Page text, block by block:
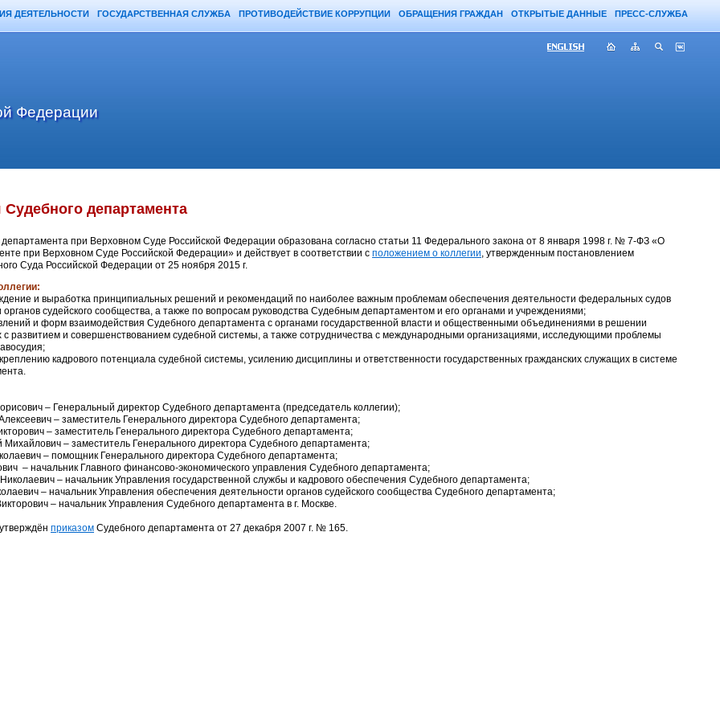
ДЕЯТЕЛЬНОСТИ ГОСУДАРСТВЕННАЯ СЛУЖБА ПРОТИВОДЕЙСТВИЕ КОРРУПЦИИ ОБРАЩЕНИЯ ГРАЖДАН ОТКРЫТЫЕ ДАННЫЕ ПРЕСС-СЛУЖБА
Судебного департамента
департамента при Верховном Суде Российской Федерации образована согласно статьи 11 Федерального закона от 8 января 1998 г. № 7-ФЗ «О
при Верховном Суде Российской Федерации» и действует в соответствии с положением о коллегии, утвержденным постановлением
Суда Российской Федерации от 25 ноября 2015 г.
и выработка принципиальных решений и рекомендаций по наиболее важным проблемам обеспечения деятельности федеральных судов
судейского сообщества, а также по вопросам руководства Судебным департаментом и его органами и учреждениями;
и форм взаимодействия Судебного департамента с органами государственной власти и общественными объединениями в решении
с развитием и совершенствованием судебной системы, а также сотрудничества с международными организациями, исследующими проблемы
кадрового потенциала судебной системы, усилению дисциплины и ответственности государственных гражданских служащих в системе
– Генеральный директор Судебного департамента (председатель коллегии);
– заместитель Генерального директора Судебного департамента;
– заместитель Генерального директора Судебного департамента;
– заместитель Генерального директора Судебного департамента;
– помощник Генерального директора Судебного департамента;
– начальник Главного финансово-экономического управления Судебного департамента;
– начальник Управления государственной службы и кадрового обеспечения Судебного департамента;
– начальник Управления обеспечения деятельности органов судейского сообщества Судебного департамента;
– начальник Управления Судебного департамента в г. Москве.
приказом Судебного департамента от 27 декабря 2007 г. № 165.
Федерации